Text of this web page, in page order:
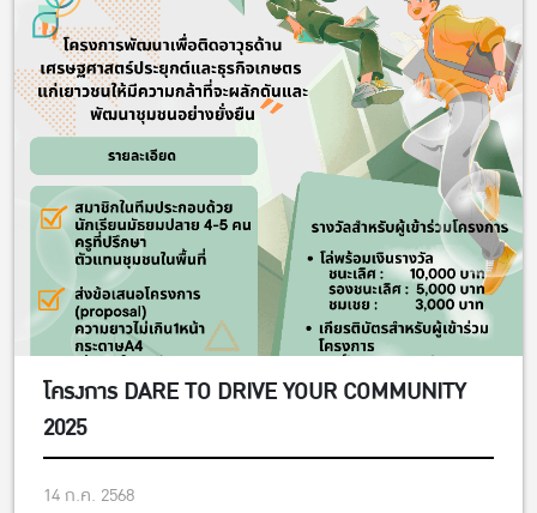
โครงการ DARE TO DRIVE YOUR COMMUNITY
2025
14 ก.ค. 2568